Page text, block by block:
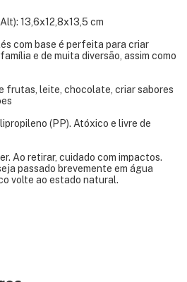
13,6x12,8x13,5 cm
com base é perfeita para criar
e de muita diversão, assim como
frutas, leite, chocolate, criar sabores
(PP). Atóxico e livre de
Ao retirar, cuidado com impactos.
passado brevemente em água
volte ao estado natural.